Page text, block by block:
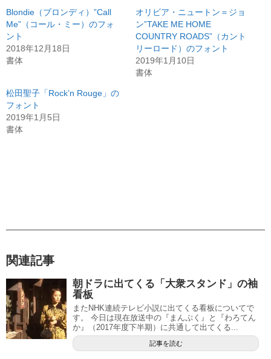
Blondie（ブロンディ）”Call
Me”（コール・ミー）のフォ
ント
2018年12月18日
書体
オリビア・ニュートン＝ジョ
ン”TAKE ME HOME
COUNTRY ROADS”（カント
リーロード）のフォント
2019年1月10日
書体
松田聖子「Rock’n Rouge」の
フォント
2019年1月5日
書体
関連記事
朝ドラに出てくる「大衆スタンド」の袖
看板
またNHK連続テレビ小説に出てくる看板についてで
す。 今日は現在放送中の『まんぷく』と『わろてん
か』（2017年度下半期）に共通して出てくる...
記事を読む